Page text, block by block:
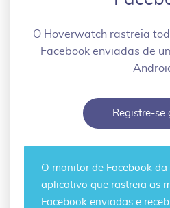
O Hoverwatch rastreia
Facebook enviadas de
Registre-se
O monitor de Facebook da
aplicativo que rastreia as
Facebook enviadas e